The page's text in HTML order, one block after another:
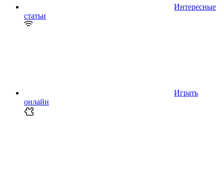
Интересные
статьи
Играть
онлайн